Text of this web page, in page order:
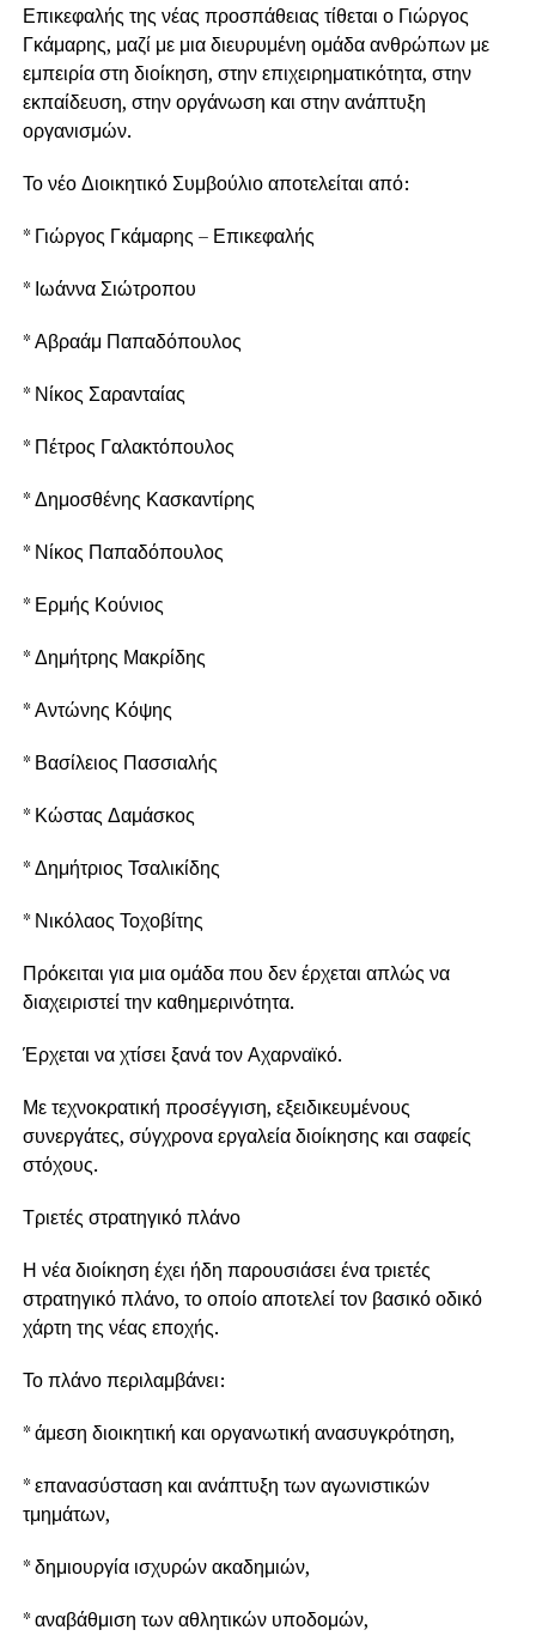
Επικεφαλής της νέας προσπάθειας τίθεται ο Γιώργος
Γκάμαρης, μαζί με μια διευρυμένη ομάδα ανθρώπων με
εμπειρία στη διοίκηση, στην επιχειρηματικότητα, στην
εκπαίδευση, στην οργάνωση και στην ανάπτυξη
οργανισμών.
Το νέο Διοικητικό Συμβούλιο αποτελείται από:
* Γιώργος Γκάμαρης – Επικεφαλής
* Ιωάννα Σιώτροπου
* Αβραάμ Παπαδόπουλος
* Νίκος Σαρανταίας
* Πέτρος Γαλακτόπουλος
* Δημοσθένης Κασκαντίρης
* Νίκος Παπαδόπουλος
* Ερμής Κούνιος
* Δημήτρης Μακρίδης
* Αντώνης Κόψης
* Βασίλειος Πασσιαλής
* Κώστας Δαμάσκος
* Δημήτριος Τσαλικίδης
* Νικόλαος Τοχοβίτης
Πρόκειται για μια ομάδα που δεν έρχεται απλώς να
διαχειριστεί την καθημερινότητα.
Έρχεται να χτίσει ξανά τον Αχαρναϊκό.
Με τεχνοκρατική προσέγγιση, εξειδικευμένους
συνεργάτες, σύγχρονα εργαλεία διοίκησης και σαφείς
στόχους.
Τριετές στρατηγικό πλάνο
Η νέα διοίκηση έχει ήδη παρουσιάσει ένα τριετές
στρατηγικό πλάνο, το οποίο αποτελεί τον βασικό οδικό
χάρτη της νέας εποχής.
Το πλάνο περιλαμβάνει:
* άμεση διοικητική και οργανωτική ανασυγκρότηση,
* επανασύσταση και ανάπτυξη των αγωνιστικών
τμημάτων,
* δημιουργία ισχυρών ακαδημιών,
* αναβάθμιση των αθλητικών υποδομών,